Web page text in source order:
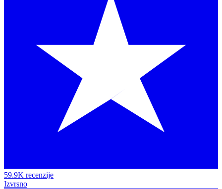
59.9K recenzije
Izvrsno